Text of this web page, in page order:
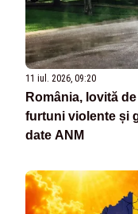
11 iul. 2026, 09:20
România, lovită
furtuni violente și
date ANM